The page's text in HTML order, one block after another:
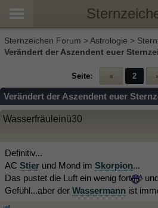
Sternzeichen Forum >Astrologie >
Verändert der Aszendent euer
Seite: « 2
Verändert der Aszendent euer
Wasserfräuleinü30
Definitiv...
AC Stier und Mond im Skorpion...
Das pustet die Luft ein wenig fort
Gefühl...aber der Wassermann ist